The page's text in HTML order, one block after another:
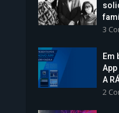
Vice-
tomará
1.101
3
Em
App
A
2